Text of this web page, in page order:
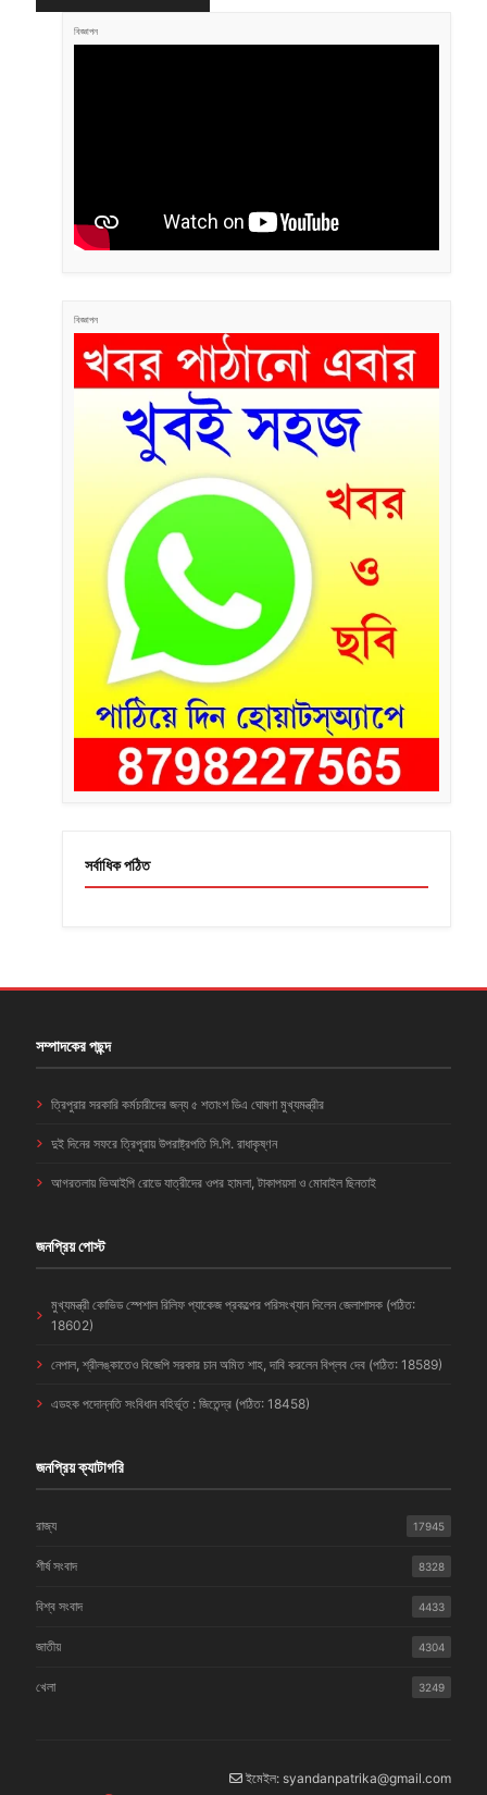
বিজ্ঞাপন
বিজ্ঞাপন
সর্বাধিক পঠিত
সম্পাদকের পছন্দ
ত্রিপুরার সরকারি কর্মচারীদের জন্য ৫ শতাংশ ডিএ ঘোষণা মুখ্যমন্ত্রীর
দুই দিনের সফরে ত্রিপুরায় উপরাষ্ট্রপতি সি.পি. রাধাকৃষ্ণন
আগরতলায় ভিআইপি রোডে যাত্রীদের ওপর হামলা, টাকাপয়সা ও মোবাইল ছিনতাই
জনপ্রিয় পোস্ট
মুখ্যমন্ত্রী কোভিড স্পেশাল রিলিফ প্যাকেজ প্রকল্পের পরিসংখ্যান দিলেন জেলাশাসক (পঠিত:
18602)
নেপাল, শ্রীলঙ্কাতেও বিজেপি সরকার চান অমিত শাহ, দাবি করলেন বিপ্লব দেব (পঠিত: 18589)
এডহক পদোন্নতি সংবিধান বহির্ভূত : জিতেন্দ্র (পঠিত: 18458)
জনপ্রিয় ক্যাটাগরি
রাজ্য 17945
শীর্ষ সংবাদ 8328
বিশ্ব সংবাদ 4433
জাতীয় 4304
খেলা 3249
ইমেইল: syandanpatrika@gmail.com